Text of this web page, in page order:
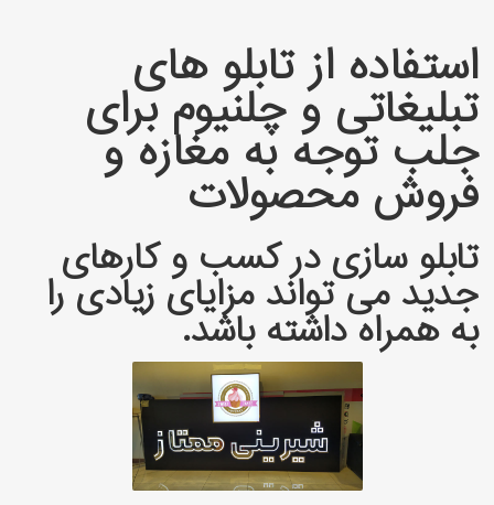
استفاده از تابلو های
تبلیغاتی و چلنیوم برای
جلب توجه به مغازه و
فروش محصولات
تابلو سازی در کسب و کارهای
جدید می تواند مزایای زیادی را
به همراه داشته باشد.